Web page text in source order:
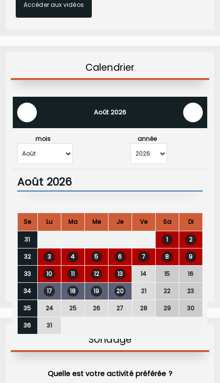
Accéder aux vidéos
Calendrier
Août 2026
mois année
Août 2026
Se Lu Ma Me Je Ve Sa Di
31 1 2
32 3 4 5 6 7 8 9
33 10 11 12 13 14 15 16
34 17 18 19 20 21 22 23
35 24 25 26 27 28 29 30
36 31
Sondage
Quelle est votre activité préférée ?